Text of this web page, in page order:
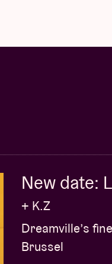
New date:
+ K.Z
Dreamville’s
Brussel